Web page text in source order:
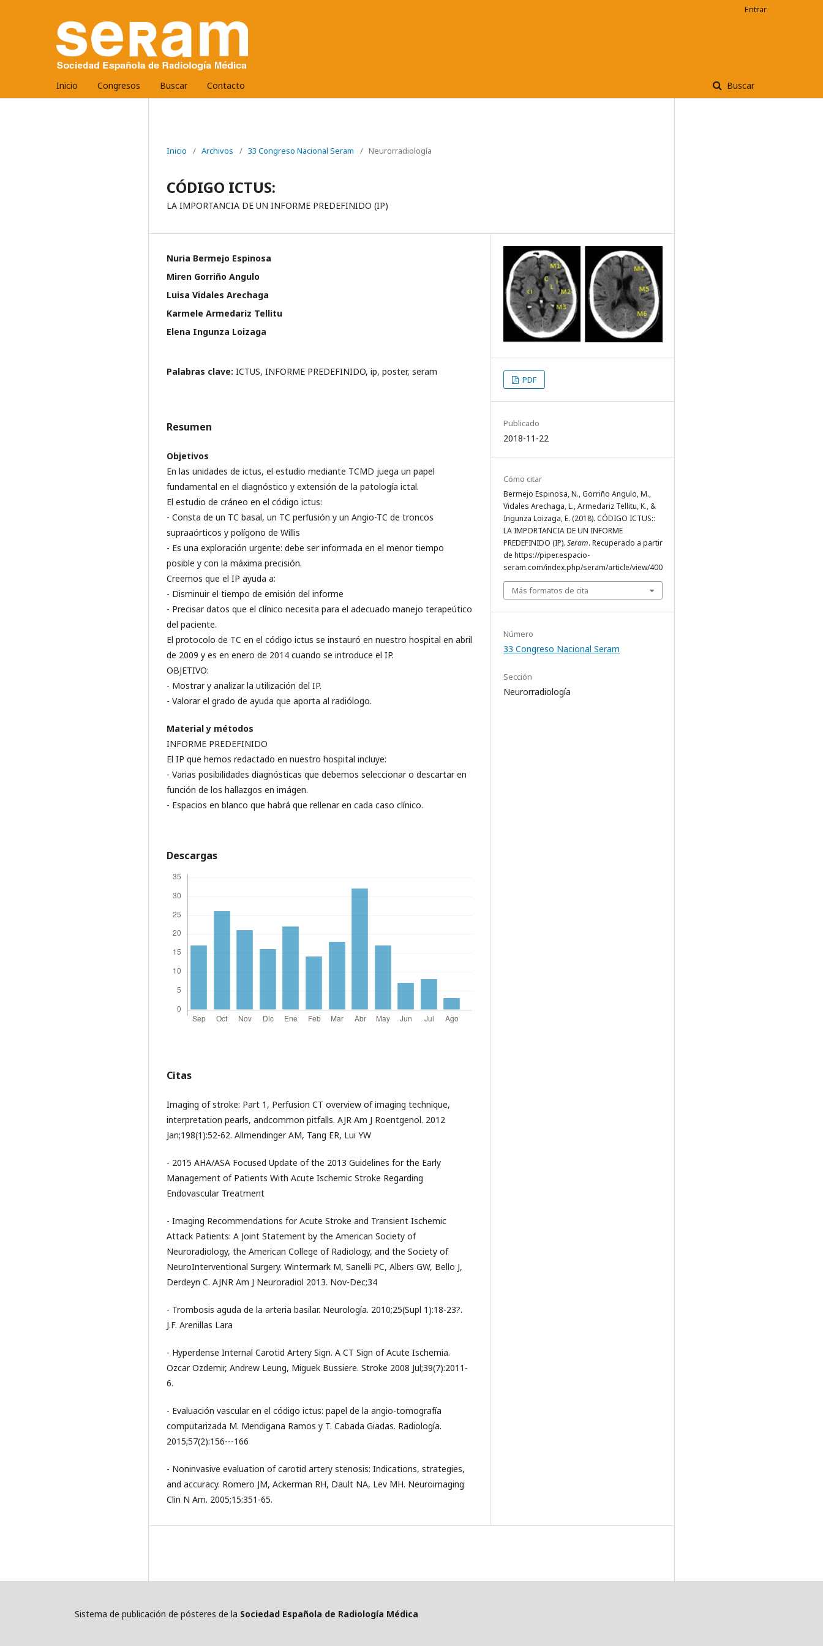
Inicio Congresos Buscar Contacto Buscar
Entrar
Inicio / Archivos / 33 Congreso Nacional Seram / Neurorradiología
CÓDIGO ICTUS:
LA IMPORTANCIA DE UN INFORME PREDEFINIDO (IP)
Nuria Bermejo Espinosa
Miren Gorriño Angulo
Luisa Vidales Arechaga
Karmele Armedariz Tellitu
Elena Ingunza Loizaga
Palabras clave: ICTUS, INFORME PREDEFINIDO, ip, poster, seram
Resumen
Objetivos
En las unidades de ictus, el estudio mediante TCMD juega un papel
fundamental en el diagnóstico y extensión de la patología ictal.
El estudio de cráneo en el código ictus:
- Consta de un TC basal, un TC perfusión y un Angio-TC de troncos
supraaórticos y polígono de Willis
- Es una exploración urgente: debe ser informada en el menor tiempo
posible y con la máxima precisión.
Creemos que el IP ayuda a:
- Disminuir el tiempo de emisión del informe
- Precisar datos que el clínico necesita para el adecuado manejo terapeútico
del paciente.
El protocolo de TC en el código ictus se instauró en nuestro hospital en abril
de 2009 y es en enero de 2014 cuando se introduce el IP.
OBJETIVO:
- Mostrar y analizar la utilización del IP.
- Valorar el grado de ayuda que aporta al radiólogo.
Material y métodos
INFORME PREDEFINIDO
El IP que hemos redactado en nuestro hospital incluye:
- Varias posibilidades diagnósticas que debemos seleccionar o descartar en
función de los hallazgos en imágen.
- Espacios en blanco que habrá que rellenar en cada caso clínico.
Descargas
Citas
Imaging of stroke: Part 1, Perfusion CT overview of imaging technique,
interpretation pearls, andcommon pitfalls. AJR Am J Roentgenol. 2012
Jan;198(1):52-62. Allmendinger AM, Tang ER, Lui YW
- 2015 AHA/ASA Focused Update of the 2013 Guidelines for the Early
Management of Patients With Acute Ischemic Stroke Regarding
Endovascular Treatment
- Imaging Recommendations for Acute Stroke and Transient Ischemic
Attack Patients: A Joint Statement by the American Society of
Neuroradiology, the American College of Radiology, and the Society of
NeuroInterventional Surgery. Wintermark M, Sanelli PC, Albers GW, Bello J,
Derdeyn C. AJNR Am J Neuroradiol 2013. Nov-Dec;34
- Trombosis aguda de la arteria basilar. Neurología. 2010;25(Supl 1):18-23?.
J.F. Arenillas Lara
- Hyperdense Internal Carotid Artery Sign. A CT Sign of Acute Ischemia.
Ozcar Ozdemir, Andrew Leung, Miguek Bussiere. Stroke 2008 Jul;39(7):2011-
6.
- Evaluación vascular en el código ictus: papel de la angio-tomografía
computarizada M. Mendigana Ramos y T. Cabada Giadas. Radiología.
2015;57(2):156---166
- Noninvasive evaluation of carotid artery stenosis: Indications, strategies,
and accuracy. Romero JM, Ackerman RH, Dault NA, Lev MH. Neuroimaging
Clin N Am. 2005;15:351-65.
PDF
Publicado
2018-11-22
Cómo citar
Bermejo Espinosa, N., Gorriño Angulo, M.,
Vidales Arechaga, L., Armedariz Tellitu, K., &
Ingunza Loizaga, E. (2018). CÓDIGO ICTUS::
LA IMPORTANCIA DE UN INFORME
PREDEFINIDO (IP). Seram. Recuperado a partir
de https://piper.espacio-
seram.com/index.php/seram/article/view/400
Más formatos de cita
Número
33 Congreso Nacional Seram
Sección
Neurorradiología
Sistema de publicación de pósteres de la Sociedad Española de Radiología Médica